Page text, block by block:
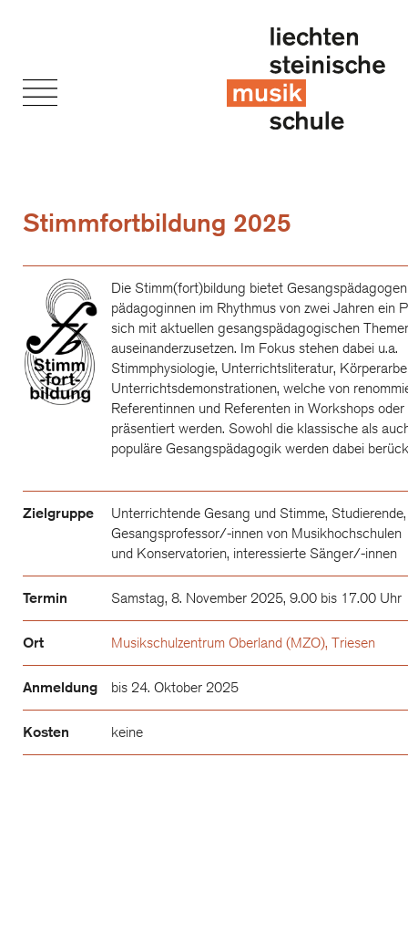
Stimmfortbildung 2025
Die Stimm(fort)bildung bietet
pädagoginnen im Rhythmus von zwei Jahren ein
sich mit aktuellen gesangspädagogischen
auseinanderzusetzen. Im Fokus stehen dabei u.a.
Stimmphysiologie, Unterrichtsliteratur,
Unterrichtsdemonstrationen, welche von
Referentinnen und Referenten in Workshops
präsentiert werden. Sowohl die klassische als
populäre Gesangspädagogik werden dabei
Zielgruppe
Unterrichtende Gesang und Stimme, Studierende,
Gesangsprofessor/-innen von Musikhochschulen
und Konservatorien, interessierte Sänger/-innen
Termin Samstag, 8. November 2025, 9.00 bis 17.00 Uhr
Ort Musikschulzentrum Oberland (MZO), Triesen
Anmeldung bis 24. Oktober 2025
Kosten keine